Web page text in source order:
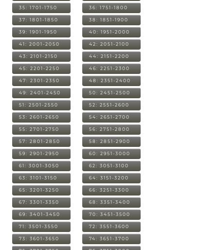
35: 1701-1750 36: 1751-1800
37: 1801-1850 38: 1851-1900
39: 1901-1950 40: 1951-2000
41: 2001-2050 42: 2051-2100
43: 2101-2150 44: 2151-2200
45: 2201-2250 46: 2251-2300
47: 2301-2350 48: 2351-2400
49: 2401-2450 50: 2451-2500
51: 2501-2550 52: 2551-2600
53: 2601-2650 54: 2651-2700
55: 2701-2750 56: 2751-2800
57: 2801-2850 58: 2851-2900
59: 2901-2950 60: 2951-3000
61: 3001-3050 62: 3051-3100
63: 3101-3150 64: 3151-3200
65: 3201-3250 66: 3251-3300
67: 3301-3350 68: 3351-3400
69: 3401-3450 70: 3451-3500
71: 3501-3550 72: 3551-3600
73: 3601-3650 74: 3651-3700